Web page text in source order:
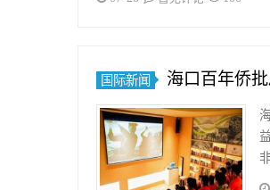
国际新闻 海口百年侨